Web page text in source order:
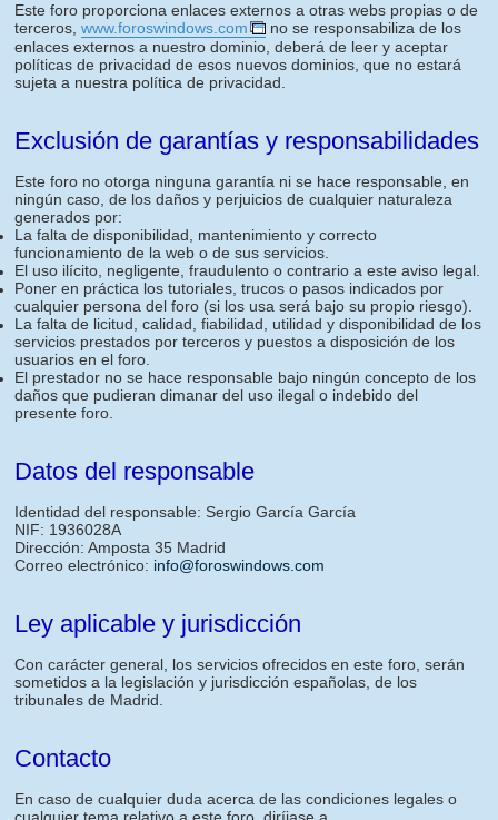
Este foro proporciona enlaces externos a otras webs propias o de
terceros, www.foroswindows.com
no se responsabiliza de los
enlaces externos a nuestro dominio, deberá de leer y aceptar
políticas de privacidad de esos nuevos dominios, que no estará
sujeta a nuestra política de privacidad.
Exclusión de garantías y responsabilidades
Este foro no otorga ninguna garantía ni se hace responsable, en
ningún caso, de los daños y perjuicios de cualquier naturaleza
generados por:
La falta de disponibilidad, mantenimiento y correcto
funcionamiento de la web o de sus servicios.
El uso ilícito, negligente, fraudulento o contrario a este aviso legal.
Poner en práctica los tutoriales, trucos o pasos indicados por
cualquier persona del foro (si los usa será bajo su propio riesgo).
La falta de licitud, calidad, fiabilidad, utilidad y disponibilidad de los
servicios prestados por terceros y puestos a disposición de los
usuarios en el foro.
El prestador no se hace responsable bajo ningún concepto de los
daños que pudieran dimanar del uso ilegal o indebido del
presente foro.
Datos del responsable
Identidad del responsable: Sergio García García
NIF: 1936028A
Dirección: Amposta 35 Madrid
Correo electrónico: info@foroswindows.com
Ley aplicable y jurisdicción
Con carácter general, los servicios ofrecidos en este foro, serán
sometidos a la legislación y jurisdicción españolas, de los
tribunales de Madrid.
Contacto
En caso de cualquier duda acerca de las condiciones legales o